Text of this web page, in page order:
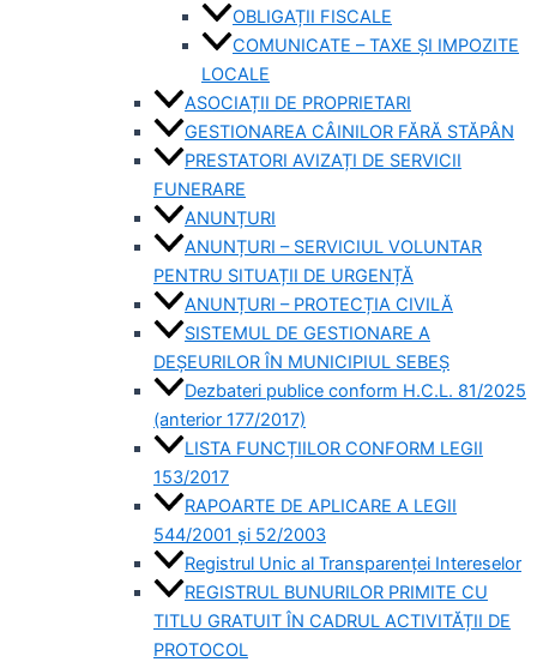
OBLIGAȚII FISCALE
COMUNICATE – TAXE ȘI IMPOZITE
LOCALE
ASOCIAȚII DE PROPRIETARI
GESTIONAREA CÂINILOR FĂRĂ STĂPÂN
PRESTATORI AVIZAȚI DE SERVICII
FUNERARE
ANUNȚURI
ANUNȚURI – SERVICIUL VOLUNTAR
PENTRU SITUAȚII DE URGENȚĂ
ANUNȚURI – PROTECȚIA CIVILĂ
SISTEMUL DE GESTIONARE A
DEȘEURILOR ÎN MUNICIPIUL SEBEȘ
Dezbateri publice conform H.C.L. 81/2025
(anterior 177/2017)
LISTA FUNCȚIILOR CONFORM LEGII
153/2017
RAPOARTE DE APLICARE A LEGII
544/2001 și 52/2003
Registrul Unic al Transparenței Intereselor
REGISTRUL BUNURILOR PRIMITE CU
TITLU GRATUIT ÎN CADRUL ACTIVITĂȚII DE
PROTOCOL